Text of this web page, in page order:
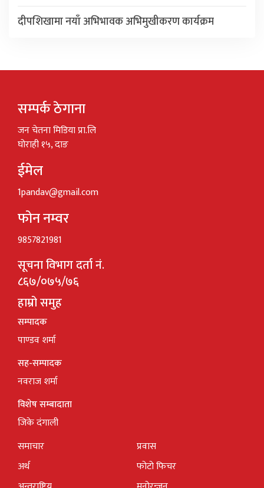
दीपशिखामा नयाँ अभिभावक अभिमुखीकरण कार्यक्रम
सम्पर्क ठेगाना
जन चेतना मिडिया प्रा.लि
घोराही १५, दाङ
ईमेल
1pandav@gmail.com
फोन नम्वर
9857821981
सूचना विभाग दर्ता नं.
८६७/०७५/७६
हाम्रो समुह
सम्पादक
पाण्डव शर्मा
सह-सम्पादक
नवराज शर्मा
विशेष सम्बादाता
जिके दंगाली
समाचार
अर्थ
प्रवास
फोटो फिचर